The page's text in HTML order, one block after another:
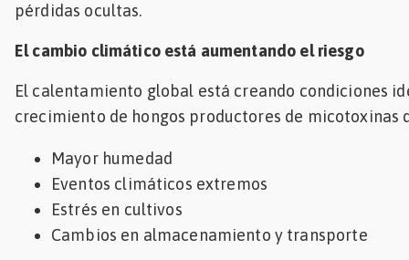
pérdidas ocultas.
El cambio climático está aumentando el riesgo
El calentamiento global está creando condiciones
crecimiento de hongos productores de micotoxinas
Mayor humedad
Eventos climáticos extremos
Estrés en cultivos
Cambios en almacenamiento y transporte